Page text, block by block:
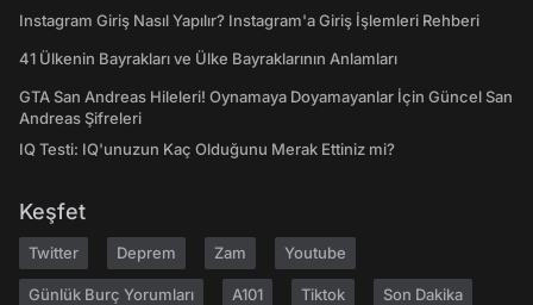
Instagram Giriş Nasıl Yapılır? Instagram'a Giriş İşlemleri Rehberi
41 Ülkenin Bayrakları ve Ülke Bayraklarının Anlamları
GTA San Andreas Hileleri! Oynamaya Doyamayanlar İçin Güncel San
Andreas Şifreleri
IQ Testi: IQ'unuzun Kaç Olduğunu Merak Ettiniz mi?
Keşfet
Twitter Deprem Zam Youtube
Günlük Burç Yorumları A101 Tiktok Son Dakika